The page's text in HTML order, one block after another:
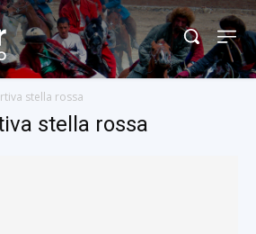
stella rossa
stella rossa